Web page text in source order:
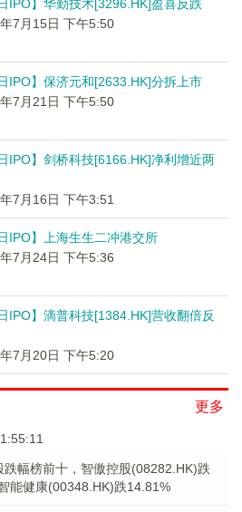
IPO】华勤技术[3296.HK]盈喜反跌
7月15日 下午5:50
日IPO】保济元和[2633.HK]分拆上市
7月21日 下午5:50
日IPO】剑桥科技[6166.HK]净利增近两
7月16日 下午3:51
IPO】上海生生二冲港交所
7月24日 下午5:36
IPO】滴普科技[1384.HK]营收翻倍反
7月20日 下午5:20
更多
跌幅榜前十，智傲控股(08282.HK)跌
能健康(00348.HK)跌14.81%